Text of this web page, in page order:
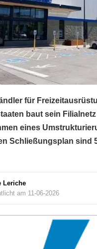
für
baut sein
eines
Schließungsplan sind
Leriche
am 11-06-2026